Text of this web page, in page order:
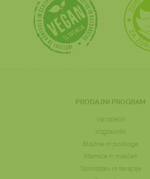
PRODAJNI PROGRAM
Vsi izdelki
Vzglavniki
Blazine in podloge
Mamica in malček
Sprostitev in terapija